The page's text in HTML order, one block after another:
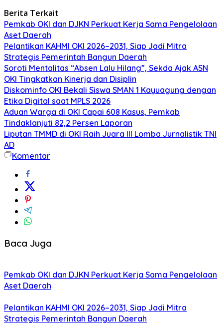
Berita Terkait
Pemkab OKI dan DJKN Perkuat Kerja Sama Pengelolaan
Aset Daerah
Pelantikan KAHMI OKI 2026–2031, Siap Jadi Mitra
Strategis Pemerintah Bangun Daerah
Soroti Mentalitas “Absen Lalu Hilang”, Sekda Ajak ASN
OKI Tingkatkan Kinerja dan Disiplin
Diskominfo OKI Bekali Siswa SMAN 1 Kayuagung dengan
Etika Digital saat MPLS 2026
Aduan Warga di OKI Capai 608 Kasus, Pemkab
Tindaklanjuti 82,2 Persen Laporan
Liputan TMMD di OKI Raih Juara III Lomba Jurnalistik TNI
AD
Komentar
Baca Juga
Pemkab OKI dan DJKN Perkuat Kerja Sama Pengelolaan
Aset Daerah
Pelantikan KAHMI OKI 2026–2031, Siap Jadi Mitra
Strategis Pemerintah Bangun Daerah